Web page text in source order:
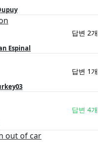
답변 2개
Espinal
답변 1개
답변 4개
out of car